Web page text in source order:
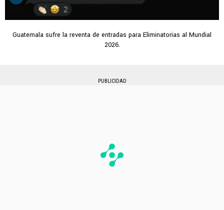
Guatemala sufre la reventa de entradas para Eliminatorias al Mundial
2026.
PUBLICIDAD